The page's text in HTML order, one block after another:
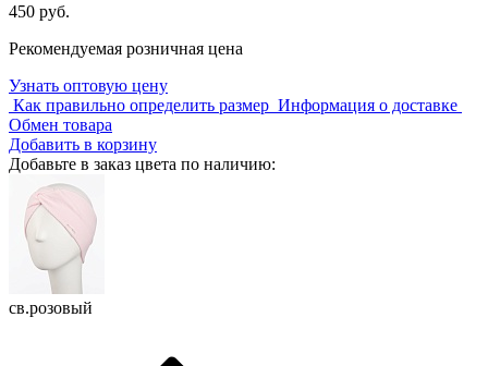
450 руб.
Рекомендуемая розничная цена
Узнать оптовую цену
Как правильно определить размер Информация о доставке
Обмен товара
Добавить в корзину
Добавьте в заказ цвета по наличию:
св.розовый